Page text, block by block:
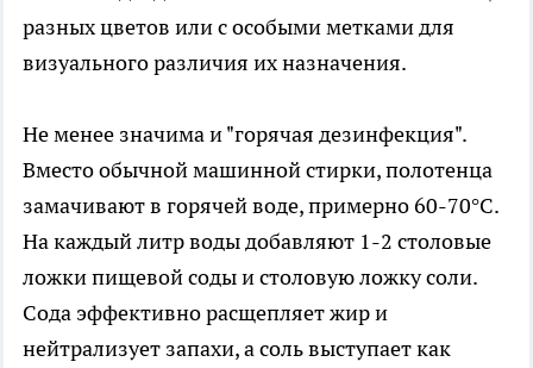
разных цветов или с особыми метками для
визуального различия их назначения.
Не менее значима и "горячая дезинфекция".
Вместо обычной машинной стирки, полотенца
замачивают в горячей воде, примерно 60-70°C.
На каждый литр воды добавляют 1-2 столовые
ложки пищевой соды и столовую ложку соли.
Сода эффективно расщепляет жир и
нейтрализует запахи, а соль выступает как